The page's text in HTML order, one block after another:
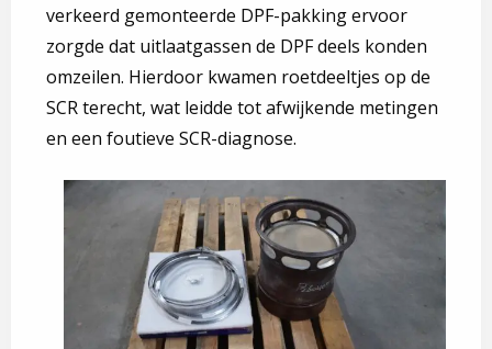
verkeerd gemonteerde DPF-pakking ervoor
zorgde dat uitlaatgassen de DPF deels konden
omzeilen. Hierdoor kwamen roetdeeltjes op de
SCR terecht, wat leidde tot afwijkende metingen
en een foutieve SCR-diagnose.